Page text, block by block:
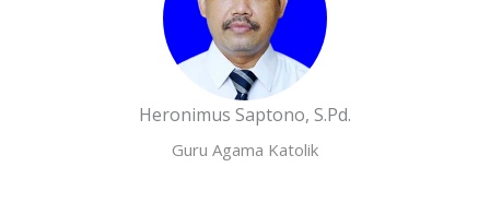
Heronimus Saptono, S.Pd.
Guru Agama Katolik